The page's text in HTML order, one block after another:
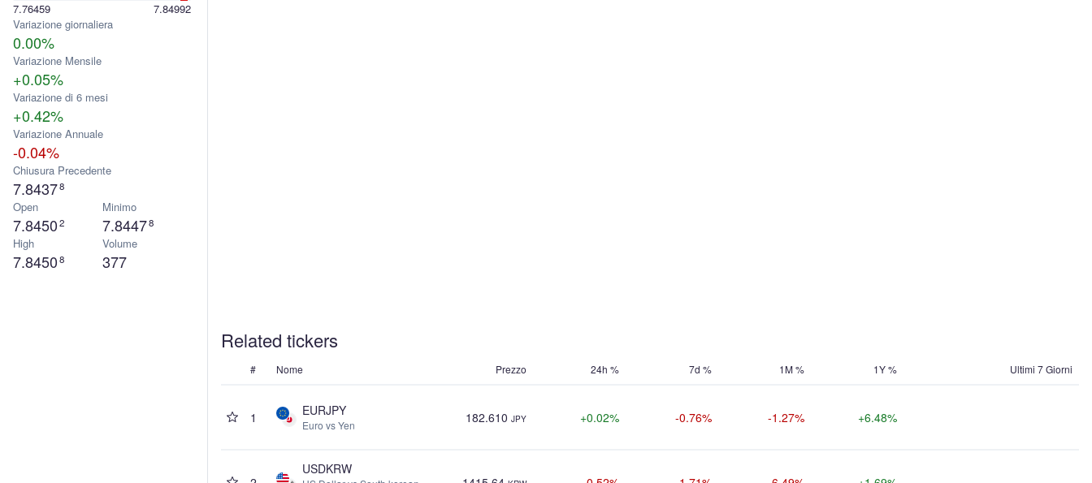
7.76459
7.84992
Variazione giornaliera
0.00%
Variazione Mensile
+0.05%
Variazione di 6 mesi
+0.42%
Variazione Annuale
-0.04%
Chiusura Precedente
7.84378
Open
7.8450 2
Minimo
7.84478
High
7.8450 8
Volume
377
Related tickers
# Nome Prezzo 24h % 7d % 1M % 1Y % Ultimi 7 Giorni
1 EURJPY
Euro vs Yen 182.610 JPY +0.02% -0.76% -1.27% +6.48%
USDKRW